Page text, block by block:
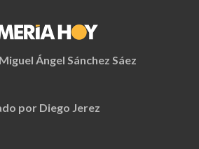
Ángel Sánchez Sáez
por Diego Jerez